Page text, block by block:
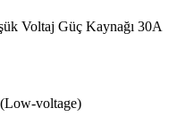
Voltaj Güç Kaynağı 30A
voltage)